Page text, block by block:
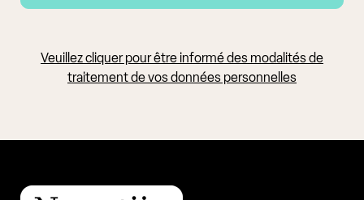
Veuillez cliquer pour être informé des modalités de
traitement de vos données personnelles